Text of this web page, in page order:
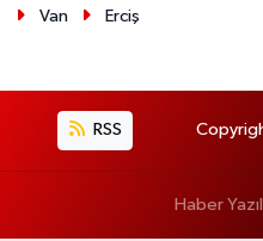
Van
Erciş
RSS
Haber